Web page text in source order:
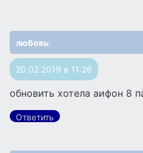
любовь:
20.02.2019 в 11:26
обновить хотела аифон 8
Ответить